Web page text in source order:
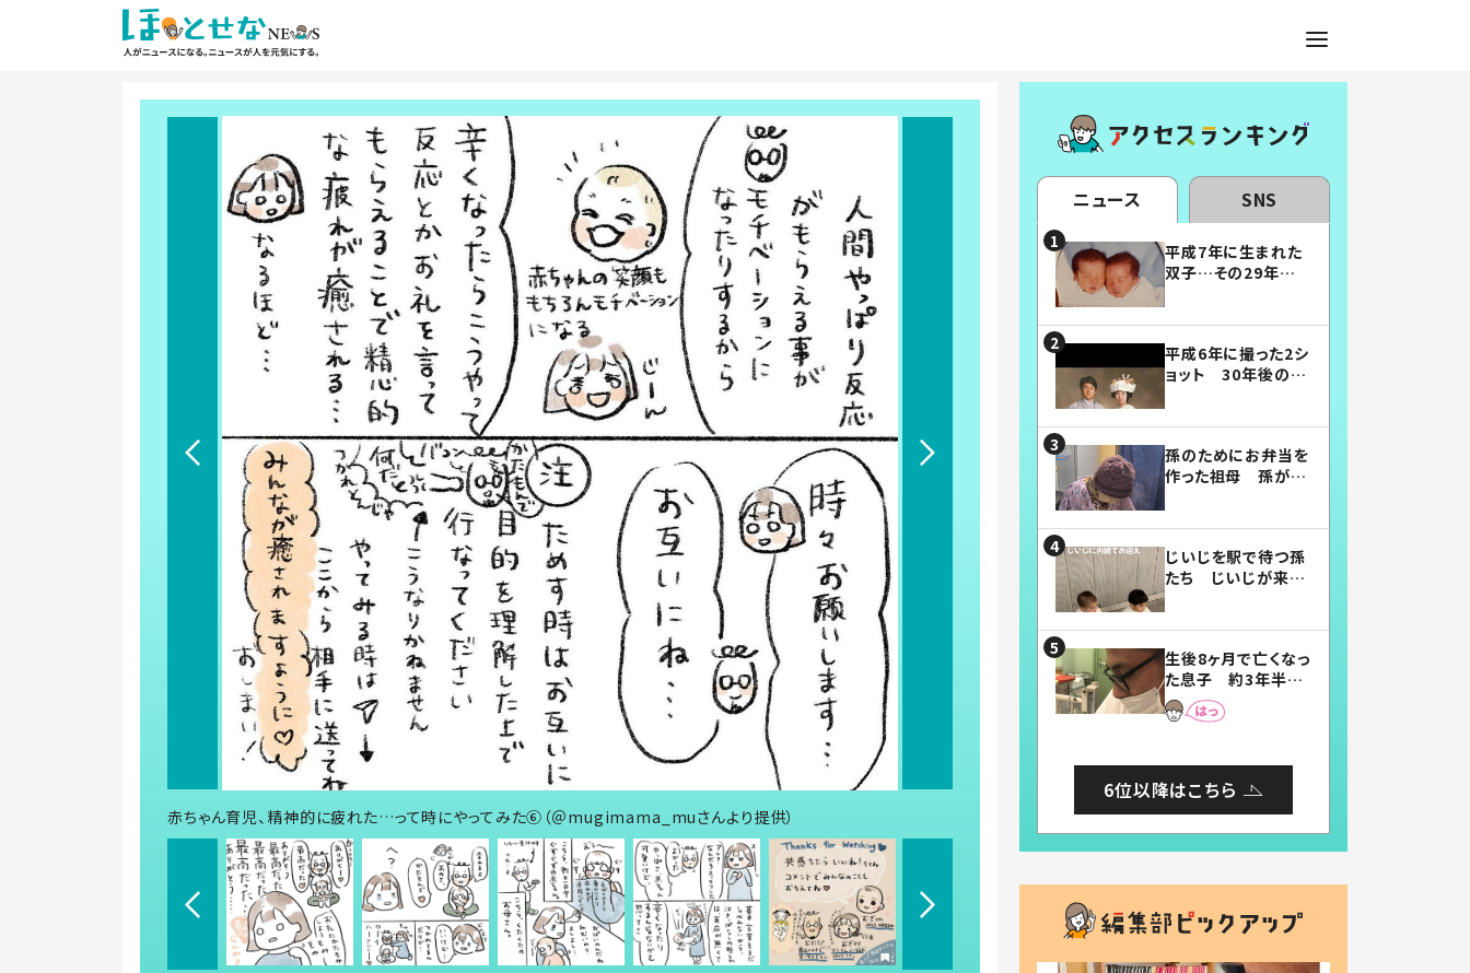
赤ちゃん育児、精神的に疲れた…って時にやってみた⑥（＠mugimama_muさんより提供）
ニュース SNS
平成7年に生まれた
双子…その29年後
平成6年に撮った2シ
ョット 30年後の姿
孫のためにお弁当を
作った祖母 孫が絶
じいじを駅で待つ孫
たち じいじが来た
まらない」「幸せにな
れる」
生後8ヶ月で亡くなっ
た息子 約3年半
後、当時の妻の日記
に書いてあった本音
6位以降はこちら